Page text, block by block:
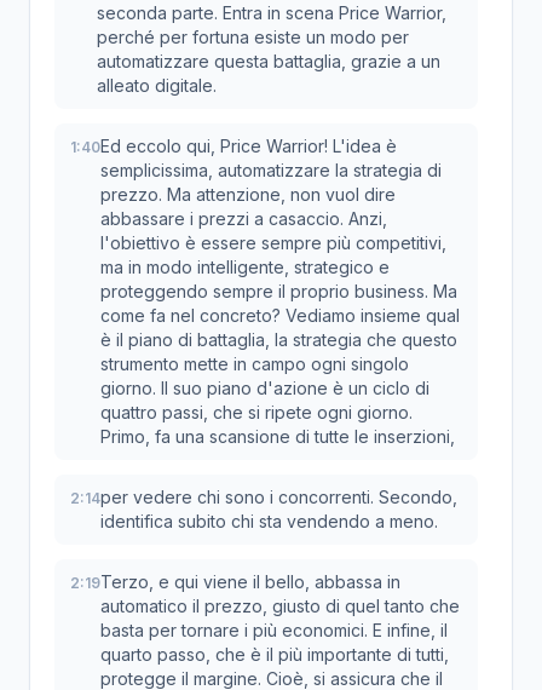
seconda parte. Entra in scena Price Warrior,
perché per fortuna esiste un modo per
automatizzare questa battaglia, grazie a un
alleato digitale.
1:40Ed eccolo qui, Price Warrior! L'idea è
semplicissima, automatizzare la strategia di
prezzo. Ma attenzione, non vuol dire
abbassare i prezzi a casaccio. Anzi,
l'obiettivo è essere sempre più competitivi,
ma in modo intelligente, strategico e
proteggendo sempre il proprio business. Ma
come fa nel concreto? Vediamo insieme qual
è il piano di battaglia, la strategia che questo
strumento mette in campo ogni singolo
giorno. Il suo piano d'azione è un ciclo di
quattro passi, che si ripete ogni giorno.
Primo, fa una scansione di tutte le inserzioni,
2:14per vedere chi sono i concorrenti. Secondo,
identifica subito chi sta vendendo a meno.
2:19Terzo, e qui viene il bello, abbassa in
automatico il prezzo, giusto di quel tanto che
basta per tornare i più economici. E infine, il
quarto passo, che è il più importante di tutti,
protegge il margine. Cioè, si assicura che il